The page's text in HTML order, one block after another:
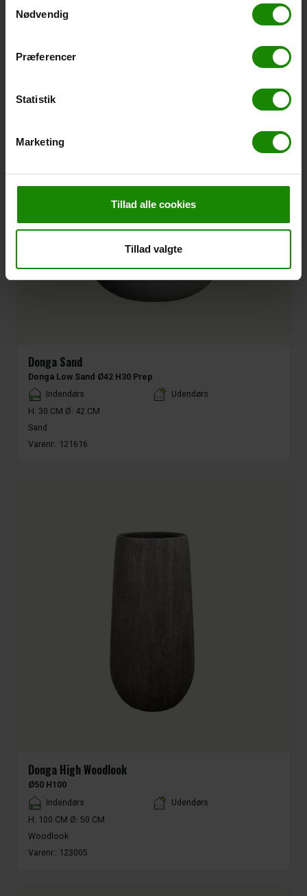
Nødvendig
Præferencer
Statistik
Marketing
Tillad alle cookies
Tillad valgte
Sort Mat
Donga Sand
Donga Low Sand Ø42 H30 Prep
Placement
Indendørs
Udendørs
H: 30 CM Ø: 42 CM
Sand
Varenr.: 121616
Donga High Woodlook
Ø50 H100
Placement
Indendørs
Udendørs
H: 100 CM Ø: 50 CM
Woodlook
Varenr.: 123005